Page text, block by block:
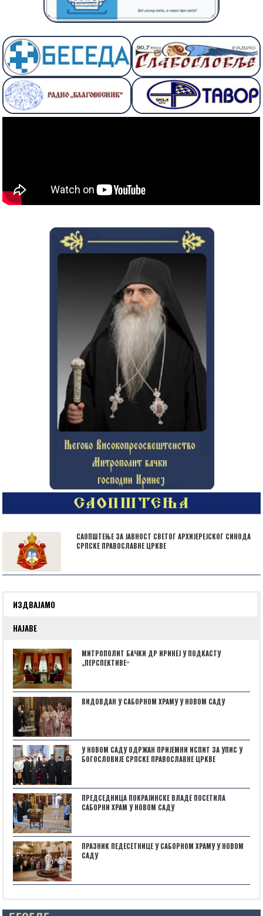
САОПШТЕЊЕ ЗА ЈАВНОСТ СВЕТОГ АРХИЈЕРЕЈСКОГ СИНОДА
СРПСКЕ ПРАВОСЛАВНЕ ЦРКВЕ
ИЗДВАЈАМО
НАЈАВЕ
МИТРОПОЛИТ БАЧКИ ДР ИРИНЕЈ У ПОДКАСТУ
„ПЕРСПЕКТИВЕˮ
ВИДОВДАН У САБОРНОМ ХРАМУ У НОВОМ САДУ
У НОВОМ САДУ ОДРЖАН ПРИЈЕМНИ ИСПИТ ЗА УПИС У
БОГОСЛОВИЈЕ СРПСКЕ ПРАВОСЛАВНЕ ЦРКВЕ
ПРЕДСЕДНИЦА ПОКРАЈИНСКЕ ВЛАДЕ ПОСЕТИЛА
САБОРНИ ХРАМ У НОВОМ САДУ
ПРАЗНИК ПЕДЕСЕТНИЦЕ У САБОРНОМ ХРАМУ У НОВОМ
САДУ
Posts not found